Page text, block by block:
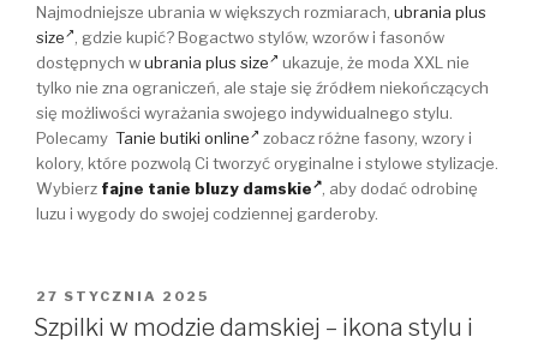
Najmodniejsze ubrania w większych rozmiarach, ubrania plus
size
, gdzie kupić? Bogactwo stylów, wzorów i fasonów
dostępnych wubrania plus size
ukazuje, że moda XXL nie
tylko nie zna ograniczeń, ale staje się źródłem niekończących
się możliwości wyrażania swojego indywidualnego stylu.
Polecamy Tanie butiki online
zobacz różne fasony, wzory i
kolory, które pozwolą Ci tworzyć oryginalne i stylowe stylizacje.
Wybierz fajne tanie bluzy damskie
, aby dodać odrobinę
luzu i wygody do swojej codziennej garderoby.
OPUBLIKOWANE
W
27 STYCZNIA 2025
Szpilki w modzie damskiej – ikona stylu i